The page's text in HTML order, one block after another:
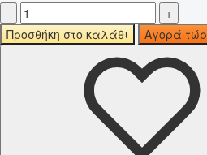
-
+
Προσθήκη στο καλάθι
Αγορά